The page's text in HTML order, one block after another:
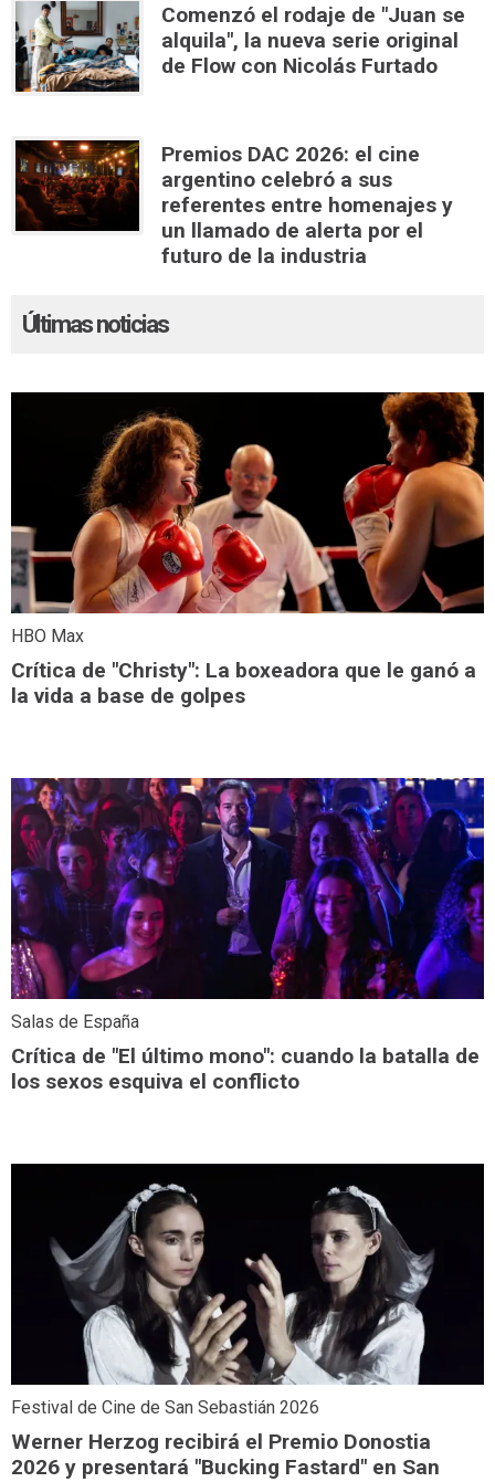
Comenzó el rodaje de "Juan se
alquila", la nueva serie original
de Flow con Nicolás Furtado
Premios DAC 2026: el cine
argentino celebró a sus
referentes entre homenajes y
un llamado de alerta por el
futuro de la industria
Últimas noticias
HBO Max
Crítica de "Christy": La boxeadora que le ganó a
la vida a base de golpes
Salas de España
Crítica de "El último mono": cuando la batalla de
los sexos esquiva el conflicto
Festival de Cine de San Sebastián 2026
Werner Herzog recibirá el Premio Donostia
2026 y presentará "Bucking Fastard" en San